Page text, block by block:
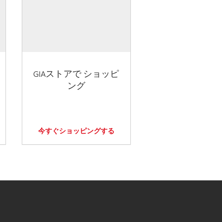
GIAストアで ショッピ
ング
今すぐショッピングする